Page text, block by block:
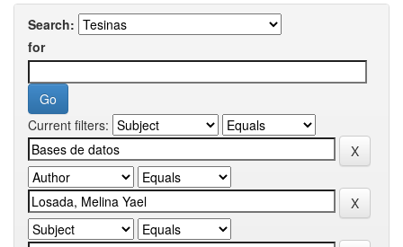
Search:
for
Current filters: